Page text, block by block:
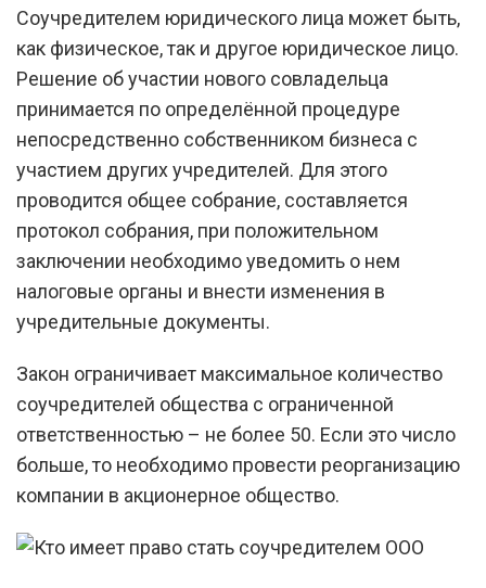
Соучредителем юридического лица может быть,
как физическое, так и другое юридическое лицо.
Решение об участии нового совладельца
принимается по определённой процедуре
непосредственно собственником бизнеса с
участием других учредителей. Для этого
проводится общее собрание, составляется
протокол собрания, при положительном
заключении необходимо уведомить о нем
налоговые органы и внести изменения в
учредительные документы.
Закон ограничивает максимальное количество
соучредителей общества с ограниченной
ответственностью – не более 50. Если это число
больше, то необходимо провести реорганизацию
компании в акционерное общество.